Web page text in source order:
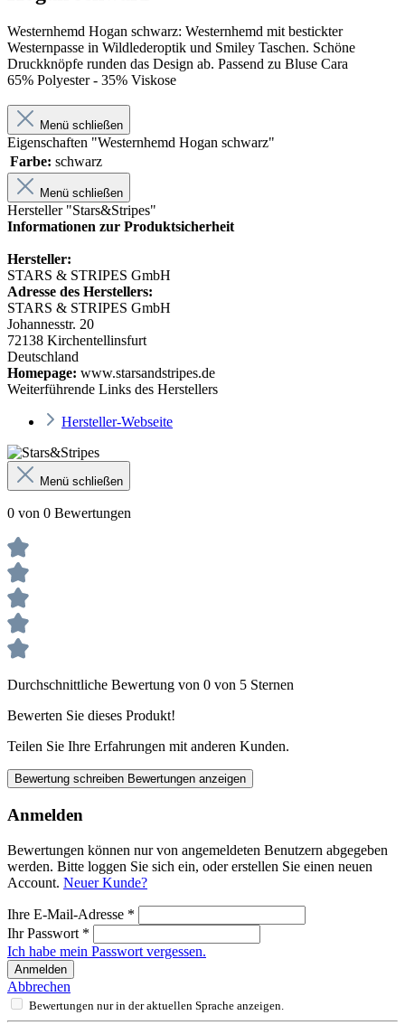
Westernhemd Hogan schwarz: Westernhemd mit bestickter
Westernpasse in Wildlederoptik und Smiley Taschen. Schöne
Druckknöpfe runden das Design ab. Passend zu Bluse Cara
65% Polyester - 35% Viskose
Menü schließen
Eigenschaften "Westernhemd Hogan schwarz"
Farbe: schwarz
Menü schließen
Hersteller "Stars&Stripes"
Informationen zur Produktsicherheit
Hersteller:
STARS & STRIPES GmbH
Adresse des Herstellers:
STARS & STRIPES GmbH
Johannesstr. 20
72138 Kirchentellinsfurt
Deutschland
Homepage: www.starsandstripes.de
Weiterführende Links des Herstellers
Hersteller-Webseite
Menü schließen
0 von 0 Bewertungen
Durchschnittliche Bewertung von 0 von 5 Sternen
Bewerten Sie dieses Produkt!
Teilen Sie Ihre Erfahrungen mit anderen Kunden.
Bewertung schreiben Bewertungen anzeigen
Anmelden
Bewertungen können nur von angemeldeten Benutzern abgegeben
werden. Bitte loggen Sie sich ein, oder erstellen Sie einen neuen
Account. Neuer Kunde?
Ihre E-Mail-Adresse *
Ihr Passwort *
Ich habe mein Passwort vergessen.
Anmelden
Abbrechen
Bewertungen nur in der aktuellen Sprache anzeigen.